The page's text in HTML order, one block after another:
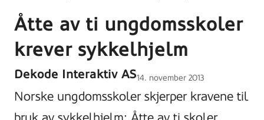
Åtte av ti ungdomsskoler
krever sykkelhjelm
Dekode Interaktiv ASLagt
på
14. november 2013
Norske ungdomsskoler skjerper kravene til